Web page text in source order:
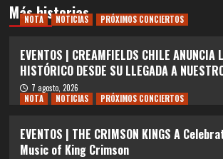
Más historias
NOTA NOTICIAS PRÓXIMOS CONCIERTOS
EVENTOS | CREAMFIELDS CHILE ANUNCIA
HISTÓRICO DESDE SU LLEGADA A
7 agosto, 2026
NOTA
NOTICIAS PRÓXIMOS CONCIERTOS
EVENTOS | THE CRIMSON KINGS A
Music of King Crimson